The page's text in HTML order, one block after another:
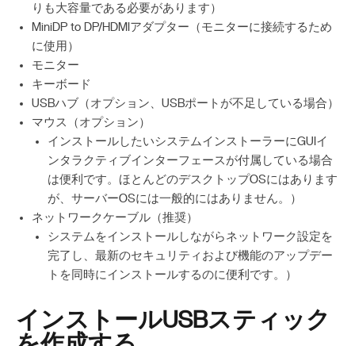
りも大容量である必要があります）
MiniDP to DP/HDMIアダプター（モニターに接続するため
に使用）
モニター
キーボード
USBハブ（オプション、USBポートが不足している場合）
マウス（オプション）
インストールしたいシステムインストーラーにGUIイ
ンタラクティブインターフェースが付属している場合
は便利です。ほとんどのデスクトップOSにはあります
が、サーバーOSには一般的にはありません。）
ネットワークケーブル（推奨）
システムをインストールしながらネットワーク設定を
完了し、最新のセキュリティおよび機能のアップデー
トを同時にインストールするのに便利です。）
インストールUSBスティック